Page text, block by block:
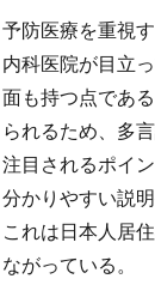
予防医療を重視
内科医院が目立
面も持つ点であ
られるため、多
注目されるポイ
分かりやすい説
これは日本人居
ながっている。